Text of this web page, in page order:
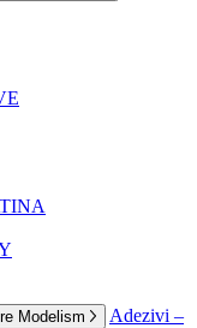
Modelism
Adezivi –